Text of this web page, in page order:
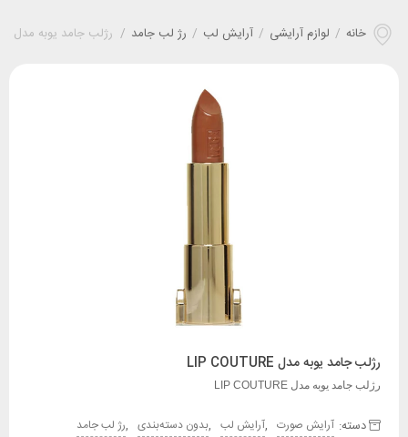
خانه / لوازم آرایشی / آرایش لب / رژ لب جامد / رژلب جامد یوبه مدل LIP COUTURE
رژلب جامد یوبه مدل LIP COUTURE
رژلب جامد یوبه مدل LIP COUTURE
دسته: آرایش صورت ,آرایش لب ,بدون دسته‌بندی ,رژ لب جامد